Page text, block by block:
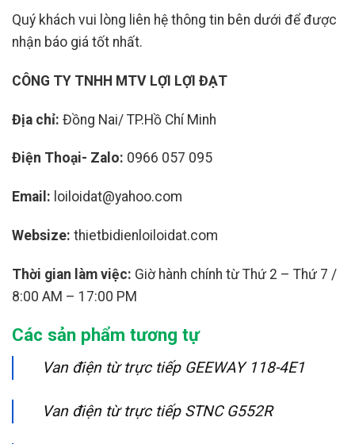
Quý khách vui lòng liên hệ thông tin bên dưới để được
nhận báo giá tốt nhất.
CÔNG TY TNHH MTV LỢI LỢI ĐẠT
Địa chỉ: Đồng Nai/ TP.Hồ Chí Minh
Điện Thoại- Zalo: 0966 057 095
Email: loiloidat@yahoo.com
Websize: thietbidienloiloidat.com
Thời gian làm việc: Giờ hành chính từ Thứ 2 – Thứ 7 /
8:00 AM – 17:00 PM
Các sản phẩm tương tự
Van điện từ trực tiếp GEEWAY 118-4E1
Van điện từ trực tiếp STNC G552R